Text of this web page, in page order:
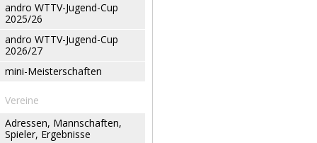
andro WTTV-Jugend-Cup
2025/26
andro WTTV-Jugend-Cup
2026/27
mini-Meisterschaften
Vereine
Adressen, Mannschaften,
Spieler, Ergebnisse